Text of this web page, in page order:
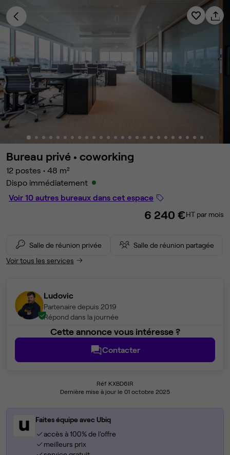
Bureau privé • coworking
12 postes • 48 m²
Dispo immédiatement
Voir 10 autres bureaux dans cet espace
6 240 €HT par mois
Salle de réunion privée
Salle de réunion partagée
Voir tous les services
Ludovic
Partenaire depuis 2019
Répond dans la journée
Cette annonce vous intéresse ?
Contacter
Réf KXBD6IR
Dernière mise à jour le 01 octobre 2025
Faites équipe avec Ubiq
accès à 100% de l'offre
meilleurs prix